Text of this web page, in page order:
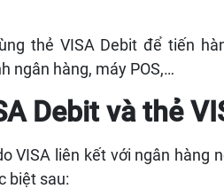
thẻ VISA Debit để tiến
ngân hàng, máy POS,…
Debit và thẻ
VISA liên kết với ngân hàng
biệt sau: